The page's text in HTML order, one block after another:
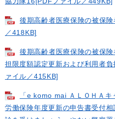
後期高齢者医療保険の被保
／418KB]
後期高齢者医療保険の被保
担限度額認定更新および利用者
ァイル／415KB]
「e komo mai ＡＬＯＨＡキ
労働保険年度更新の申告書受付